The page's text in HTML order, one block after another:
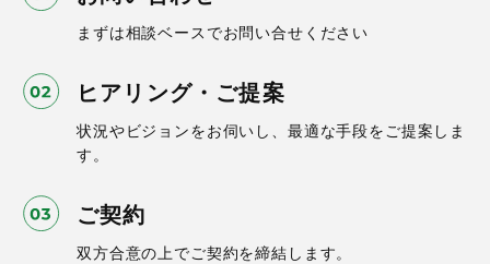
まずは相談ベースでお問い合せください
ヒアリング・ご提案
状況やビジョンをお伺いし、最適な手段をご提案しま
す。
ご契約
双方合意の上でご契約を締結します。